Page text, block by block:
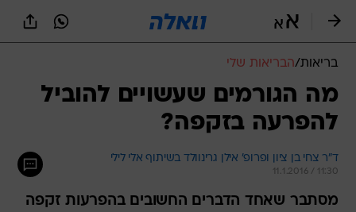
בריאות/הבריאות שלי
מה הגורמים שעשויים להוביל
להפרעה בזקפה?
ד"ר צחי בן ציון ופרופ' אילן גרינוולד בשיתוף אלי לילי
11.1.2016 / 11:30
מסתבר שאחד הדברים החשובים בהפרעות זקפה